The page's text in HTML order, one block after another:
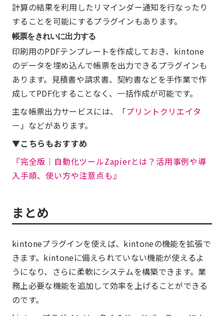
計算の結果を利用したリマインダー通知を行なったり
することを可能にするプラグインもあります。
帳票をきれいに出力する
印刷用のPDFテンプレートを作成しておき、kintone
のデータを埋め込んで帳票を出力できるプラグインも
あります。見積書や請求書、契約書などを手作業で作
成してPDF化することなく、一括作成が可能です。
主な帳票出力サービスには、「プリントクリエイタ
ー 」などがあります。
▼こちらもおすすめ
『完全版│自動化ツールZapierとは？活用事例や導
入手順、使い方や注意点も』
まとめ
kintoneプラグインを使えば、kintoneの機能を拡張で
きます。kintoneに備えられていない機能が使えるよ
うになり、さらに柔軟にシステムを構築できます。業
務上必要な機能を追加して効率を上げることができる
のです。